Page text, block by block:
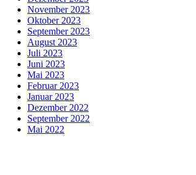
November 2023
Oktober 2023
September 2023
August 2023
Juli 2023
Juni 2023
Mai 2023
Februar 2023
Januar 2023
Dezember 2022
September 2022
Mai 2022